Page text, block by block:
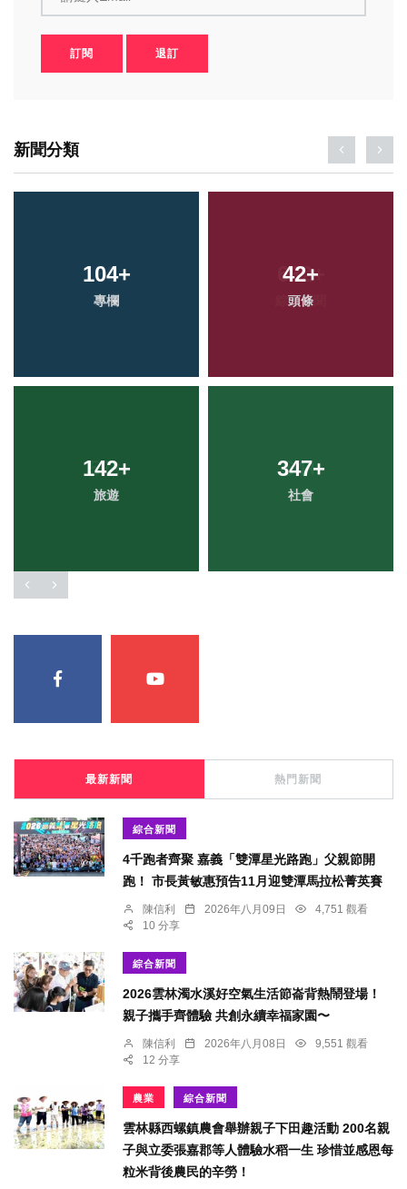
訂閱 退訂
新聞分類
104+
專欄
42+
頭條
142+
旅遊
347+
社會
最新新聞 熱門新聞
綜合新聞
4千跑者齊聚 嘉義「雙潭星光路跑」父親節開
跑！ 市長黃敏惠預告11月迎雙潭馬拉松菁英賽
陳信利 2026年八月09日
4,751 觀看
10 分享
綜合新聞
2026雲林濁水溪好空氣生活節崙背熱鬧登場！
親子攜手齊體驗 共創永續幸福家園〜
陳信利 2026年八月08日
9,551 觀看
12 分享
農業 綜合新聞
雲林縣西螺鎮農會舉辦親子下田趣活動 200名親
子與立委張嘉郡等人體驗水稻一生 珍惜並感恩每
粒米背後農民的辛勞！